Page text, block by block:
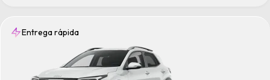
Entrega rápida